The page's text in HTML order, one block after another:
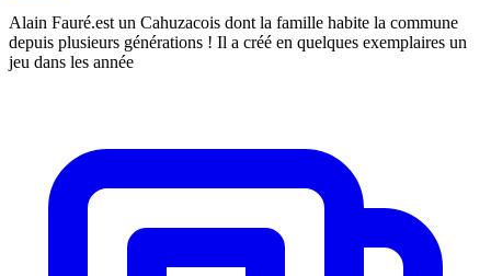
Alain Fauré.est un Cahuzacois dont la famille habite la commune
depuis plusieurs générations ! Il a créé en quelques exemplaires un
jeu dans les année